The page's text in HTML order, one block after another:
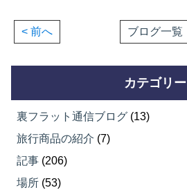
< 前へ ブログ一覧
カテゴリー
裏フラット通信ブログ (13)
旅行商品の紹介 (7)
記事 (206)
場所 (53)